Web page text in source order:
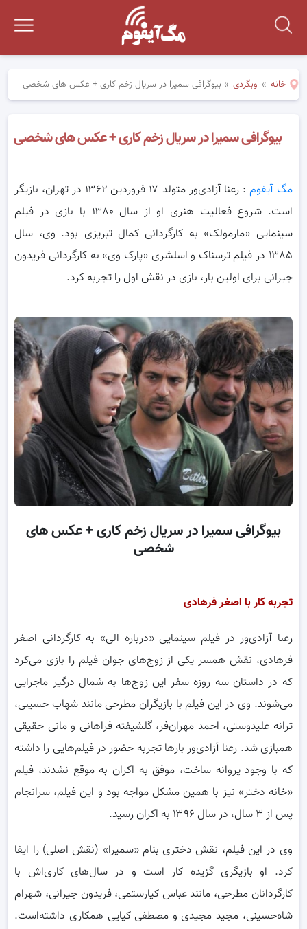
خانه » وبگردی » بیوگرافی سمیرا در سریال زخم کاری + عکس های شخصی
بیوگرافی سمیرا در سریال زخم کاری + عکس های شخصی
مگ آیفوم
: رعنا آزادی‌ور متولد ۱۷ فروردین ۱۳۶۲ در تهران، بازیگر
است. شروع فعالیت هنری او از سال ۱۳۸۰ با بازی در فیلم
سینمایی «مارمولک» به کارگردانی کمال تبریزی بود. وی، سال
۱۳۸۵ در فیلم ترسناک و اسلشری «پارک وی» به کارگردانی فریدون
جیرانی برای اولین بار، بازی در نقش اول را تجربه کرد.
بیوگرافی سمیرا در سریال زخم کاری + عکس های
شخصی
تجربه کار با اصغر فرهادی
رعنا آزادی‌ور در فیلم سینمایی «درباره الی» به کارگردانی اصغر
فرهادی، نقش همسر یکی از زوج‌های جوان فیلم را بازی می‌کرد
که در داستان سه روزه سفر این زوج‌ها به شمال درگیر ماجرایی
می‌شوند. وی در این فیلم با بازیگران مطرحی مانند شهاب حسینی،
ترانه علیدوستی، احمد مهران‌فر، گلشیفته فراهانی و مانی حقیقی
همبازی شد. رعنا آزادی‌ور بارها تجربه حضور در فیلم‌هایی را داشته
که با وجود پروانه ساخت، موفق به اکران به موقع نشدند، فیلم
«خانه دختر» نیز با همین مشکل مواجه بود و این فیلم، سرانجام
پس از ۳ سال، در سال ۱۳۹۶ به اکران رسید.
وی در این فیلم، نقش دختری بنام «سمیرا» (نقش اصلی) را ایفا
کرد. او بازیگری گزیده کار است و در سال‌های کاری‌اش با
کارگردانان مطرحی، مانند عباس کیارستمی، فریدون جیرانی، شهرام
شاه‌حسینی، مجید مجیدی و مصطفی کیایی همکاری داشته‌است.